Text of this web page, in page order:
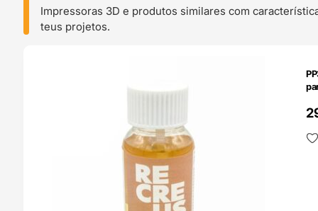
Impressoras 3D e produtos similares com
teus projetos.